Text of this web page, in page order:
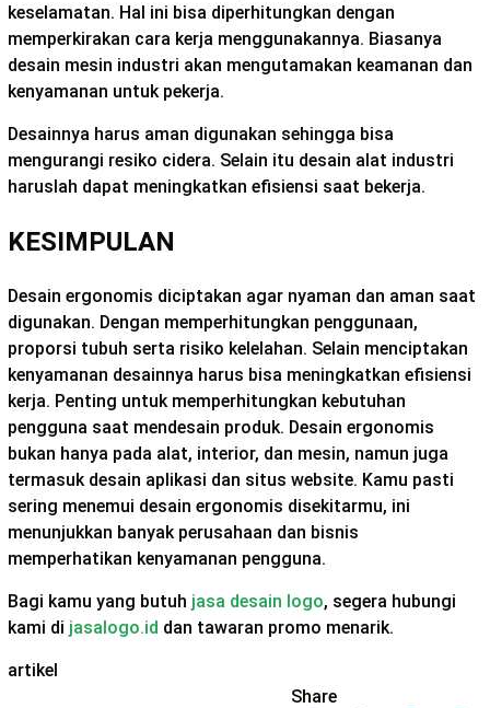
keselamatan. Hal ini bisa diperhitungkan dengan
memperkirakan cara kerja menggunakannya. Biasanya
desain mesin industri akan mengutamakan keamanan dan
kenyamanan untuk pekerja.
Desainnya harus aman digunakan sehingga bisa
mengurangi resiko cidera. Selain itu desain alat industri
haruslah dapat meningkatkan efisiensi saat bekerja.
KESIMPULAN
Desain ergonomis diciptakan agar nyaman dan aman saat
digunakan. Dengan memperhitungkan penggunaan,
proporsi tubuh serta risiko kelelahan. Selain menciptakan
kenyamanan desainnya harus bisa meningkatkan efisiensi
kerja. Penting untuk memperhitungkan kebutuhan
pengguna saat mendesain produk. Desain ergonomis
bukan hanya pada alat, interior, dan mesin, namun juga
termasuk desain aplikasi dan situs website. Kamu pasti
sering menemui desain ergonomis disekitarmu, ini
menunjukkan banyak perusahaan dan bisnis
memperhatikan kenyamanan pengguna.
Bagi kamu yang butuh jasa desain logo, segera hubungi
kami di jasalogo.id dan tawaran promo menarik.
artikel
Share